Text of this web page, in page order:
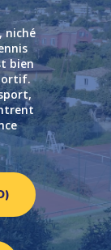
niché
bien